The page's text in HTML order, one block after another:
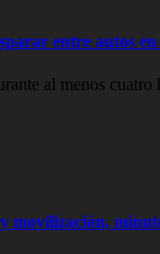
entre autos en
al menos
movilización,